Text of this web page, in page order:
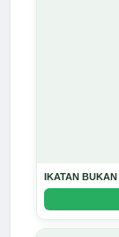
IKATAN